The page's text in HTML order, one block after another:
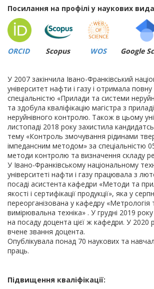
Посилання на профілі у наукових
ORCIDScopus WOSGoogle
У 2007 закінчила Івано-Франківський
університет нафти і газу і отримала
спеціальністю «Прилади та системи
та здобула кваліфікацію магістра з
неруйнівного контролю. Також в цьому
листопаді 2018 року захистила
тему «Контроль змочування рідинами
імпедансним методом» за спеціальністю
методи контролю та визначення складу
У Івано-Франківському національному
університеті нафти і газу працювала з
посаді асистента кафедри «Методи та
якості і сертифікації продукції», яка у
переорганізована у кафедру «Метрологія
вимірювальна техніка» . У грудні 2019
на посаду доцента цієї ж кафедри. У 2020
вчене звання доцента.
Опублікувала понад 70 наукових та
праць.
Підвищення кваліфікації: